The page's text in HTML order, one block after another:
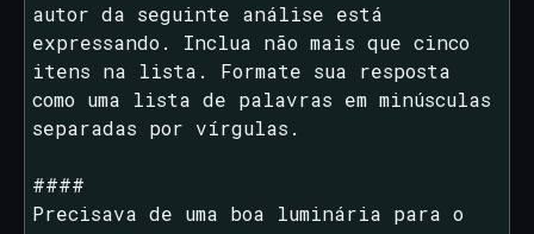
autor da seguinte análise está
expressando. Inclua não mais que cinco
itens na lista. Formate sua resposta
como uma lista de palavras em minúsculas
separadas por vírgulas.
####
Precisava de uma boa luminária para o